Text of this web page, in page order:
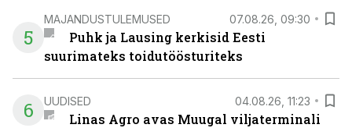
5
MAJANDUSTULEMUSED 07.08.26, 09:30
Puhk ja Lausing kerkisid Eesti
suurimateks toidutöösturiteks
6 UUDISED 04.08.26, 11:23
Linas Agro avas Muugal viljaterminali